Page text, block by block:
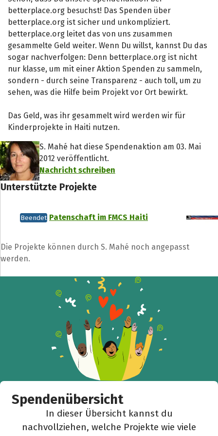
betterplace.org besuchst! Das Spenden über
betterplace.org ist sicher und unkompliziert.
betterplace.org leitet das von uns zusammen
gesammelte Geld weiter. Wenn Du willst, kannst Du das
sogar nachverfolgen: Denn betterplace.org ist nicht
nur klasse, um mit einer Aktion Spenden zu sammeln,
sondern - durch seine Transparenz - auch toll, um zu
sehen, was die Hilfe beim Projekt vor Ort bewirkt.
Das Geld, was ihr gesammelt wird werden wir für
Kinderprojekte in Haiti nutzen.
S. Mahé hat diese Spendenaktion am 03. Mai
2012 veröffentlicht.
Nachricht schreiben
Unterstützte Projekte
Beendet Patenschaft im FMCS Haiti
Die Projekte können durch S. Mahé noch angepasst
werden.
Spendenübersicht
In dieser Übersicht kannst du
nachvollziehen, welche Projekte wie viele
Teile die Spendenaktion